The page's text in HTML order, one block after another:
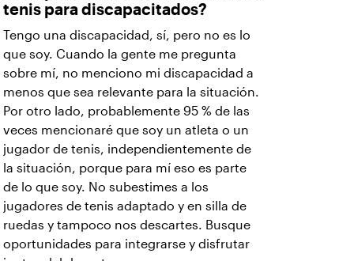
tenis para discapacitados?
Tengo una discapacidad, sí, pero no es lo
que soy. Cuando la gente me pregunta
sobre mí, no menciono mi discapacidad a
menos que sea relevante para la situación.
Por otro lado, probablemente 95 % de las
veces mencionaré que soy un atleta o un
jugador de tenis, independientemente de
la situación, porque para mí eso es parte
de lo que soy. No subestimes a los
jugadores de tenis adaptado y en silla de
ruedas y tampoco nos descartes. Busque
oportunidades para integrarse y disfrutar